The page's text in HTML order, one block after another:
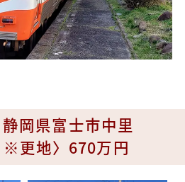
静岡県富士市中里
※更地〉670万円